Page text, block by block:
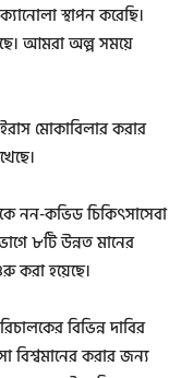
স্থাপন করেছি।
আমরা অল্প সময়ে
মোকাবিলার করার
নন-কভিড চিকিৎসাসেবা
৮টি উন্নত মানের
করা হয়েছে।
বিভিন্ন দাবির
বিশ্বমানের করার জন্য